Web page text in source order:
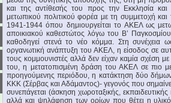
και της αντίθεσής του προς την Εκκλησία
μετωπικού πολιτικού φορέα με τη συμμετοχή
1941-1944 όπου δημιουργείται το ΑΚΕΛ ως
αποικιακού καθεστώτος λόγω του Β’
καθοδηγεί στενά το νέο κόμμα. Στη συνέχεια
οργανωτική ανάπτυξη του ΑΚΕΛ, η είσοδος σε
τους κομμουνιστές αλλά δεν είχαν καμία σχέση
του, η μετατοπισμένη δράση του ΑΚΕΛ σε πιο
προηγούμενης περιόδου, η κατάκτηση δύο
ΚΚΚ (Σέρβας και Αδάμαντος)- γεγονός που
συνεπάγεται (άσκηση χωροταξικής,
αλλά και ψηλάφηση των ορίων που θέτει η